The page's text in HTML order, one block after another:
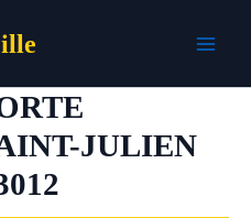
JULIEN